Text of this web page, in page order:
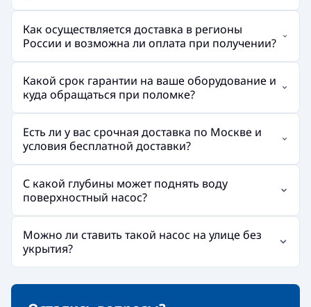
Как осуществляется доставка в регионы
России и возможна ли оплата при получении?
Какой срок гарантии на ваше оборудование и
куда обращаться при поломке?
Есть ли у вас срочная доставка по Москве и
условия бесплатной доставки?
С какой глубины может поднять воду
поверхностный насос?
Можно ли ставить такой насос на улице без
укрытия?